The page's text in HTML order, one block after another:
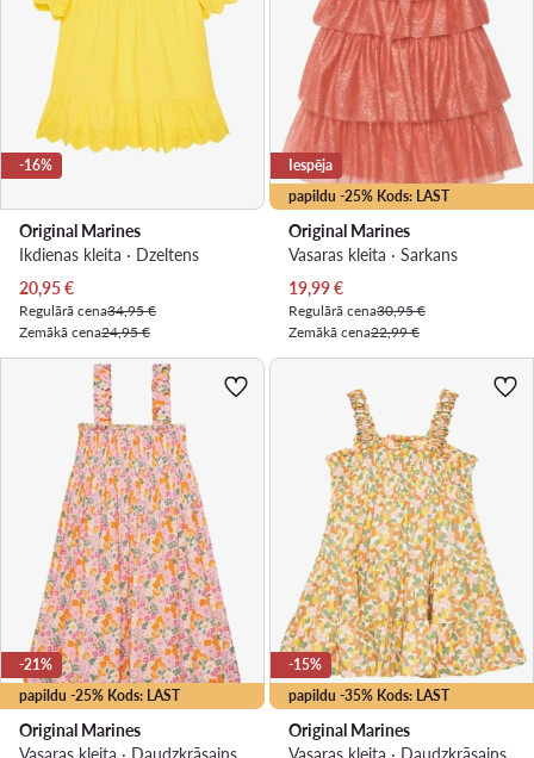
-16%
Original Marines
Ikdienas kleita · Dzeltens
Pašreizējā cena
20,95€
Regulārā cena34,95 €
Zemākā cena24,95 €
papildu -25% Kods: LAST
Iespēja
Original Marines
Vasaras kleita · Sarkans
Pašreizējā cena
19,99€
Regulārā cena30,95 €
Zemākā cena22,99 €
papildu -25% Kods: LAST
-21%
Original Marines
papildu -35% Kods: LAST
-15%
Original Marines